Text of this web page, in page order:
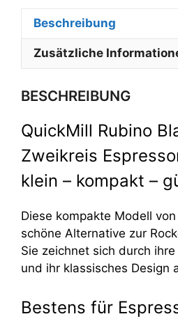
Beschreibung
Zusätzliche
BESCHREIBUNG
QuickMill Rubino
Zweikreis
klein – kompakt –
Diese kompakte Modell
schöne Alternative zur
Sie zeichnet sich durch
und ihr klassisches Design
Bestens für